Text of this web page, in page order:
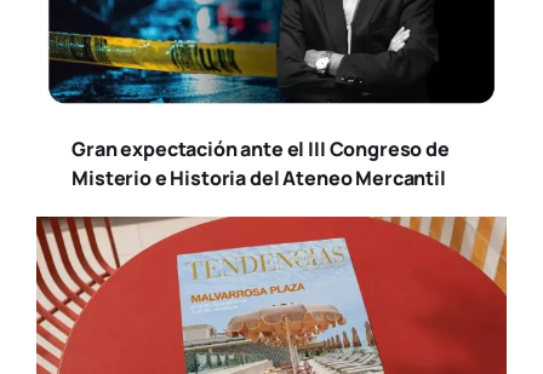
Gran expectación ante el III Congreso de
Misterio e Historia del Ateneo Mercantil